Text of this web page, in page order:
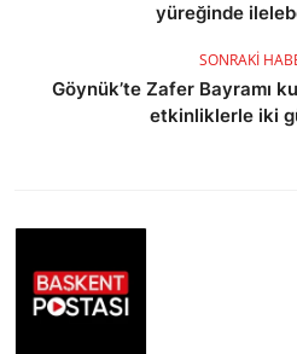
yüreğinde
SONRAKI
Göynük’te Zafer Bayramı
etkinliklerle iki